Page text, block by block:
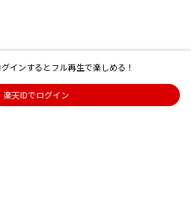
インするとフル再生で楽しめる！
楽天IDでログイン